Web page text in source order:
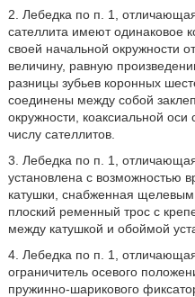
2. Лебедка по п. 1,
сателлита имеют одинаковое
своей начальной окружности
величину, равную
разницы зубьев коронных
соединены между собой
окружности, коаксиальной оси
числу сателлитов.
3. Лебедка по п. 1,
установлена с возможностью
катушки, снабженная
плоский ременный трос с
между катушкой и обоймой
4. Лебедка по п. 1,
ограничитель осевого
пружинно-шарикового